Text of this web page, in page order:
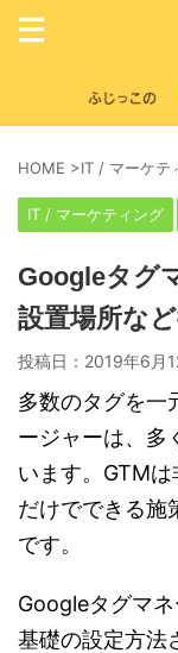
HOME >IT / マーケテ
IT / マーケティング
Googleタグ
設置場所な
投稿日：2019年6月
多数のタグを一
ージャーは、多
います。GTM
だけでできる施
です。
Googleタグマネ
基礎の設定方法